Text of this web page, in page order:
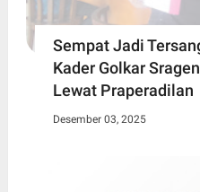
Sempat Jadi
Kader Golkar
Lewat Praperadilan
Desember 03, 2025